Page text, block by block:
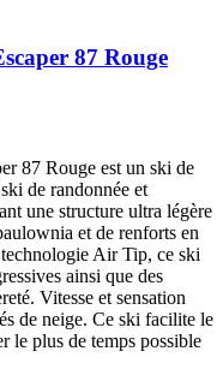
87 Rouge
87 Rouge est un ski de
de randonnée et
une structure ultra légère
et de renforts en
Air Tip, ce ski
ainsi que des
Vitesse et sensation
de neige. Ce ski facilite le
le plus de temps possible